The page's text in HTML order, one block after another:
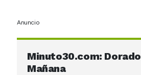
Anuncio
Minuto30.com: Dorado
Mañana